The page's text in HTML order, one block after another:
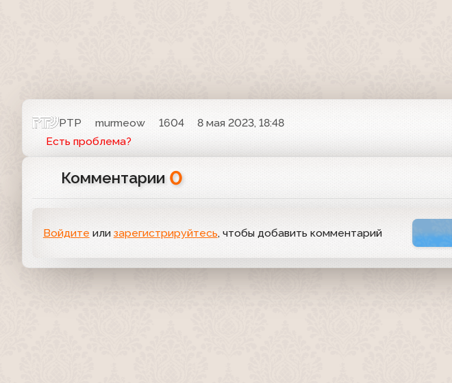
РТР murmeow 1604
8 мая 2023, 18:48
Есть проблема?
Комментарии 0
Войдите или зарегистрируйтесь, чтобы добавить комментарий